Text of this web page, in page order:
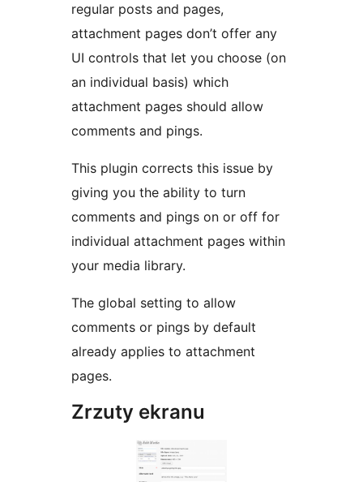
regular posts and pages,
attachment pages don’t offer any
UI controls that let you choose (on
an individual basis) which
attachment pages should allow
comments and pings.
This plugin corrects this issue by
giving you the ability to turn
comments and pings on or off for
individual attachment pages within
your media library.
The global setting to allow
comments or pings by default
already applies to attachment
pages.
Zrzuty ekranu